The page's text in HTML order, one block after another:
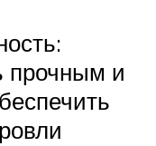
прочным и